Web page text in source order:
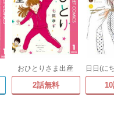
おひとりさま出産
2話無料